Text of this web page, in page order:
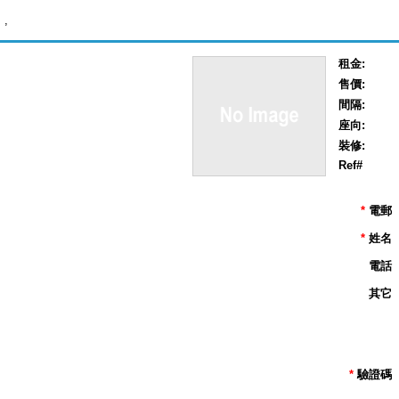
,
租金:
售價:
間隔:
座向:
裝修:
Ref#
* 電郵
* 姓名
電話
其它
* 驗證碼